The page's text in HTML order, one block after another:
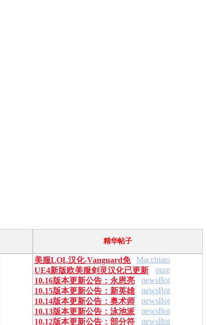
精华帖子
Macchiato
美服LOL汉化-Vanguard免
疫 2024/5/25
pure
UE4新版欧美服剑灵汉化已更新
完毕!
newsBot
10.16版本更新公告：永恩亮
剑召唤师峡谷
newsBot
10.15版本更新公告：新英雄
莉莉娅梦幻登场
newsBot
10.14版本更新公告：奥术师
地狱火皮肤来临
newsBot
10.13版本更新公告：泳池派
对皮肤清凉一夏
newsBot
10.12版本更新公告：部分符